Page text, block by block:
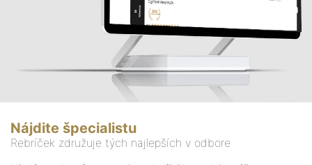
Nájdite špecialistu
Rebríček združuje tých najlepších v odbore